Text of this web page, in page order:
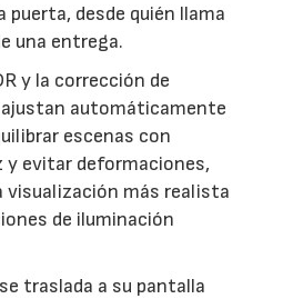
puerta, desde quién llama
una entrega.
y la corrección de
automáticamente
escenas con
evitar deformaciones,
visualización más realista
de iluminación
traslada a su pantalla